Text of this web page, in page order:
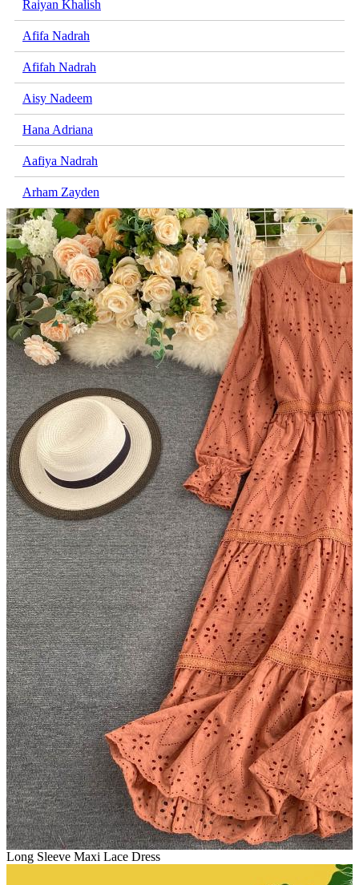
Raiyan Khalish
Afifa Nadrah
Afifah Nadrah
Aisy Nadeem
Hana Adriana
Aafiya Nadrah
Arham Zayden
Long Sleeve Maxi Lace Dress